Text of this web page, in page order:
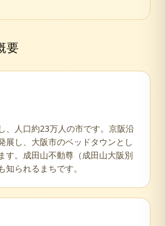
要
、人口約23万人の市です。京阪沿
展し、大阪市のベッドタウンとし
す。成田山不動尊（成田山大阪別
られるまちです。